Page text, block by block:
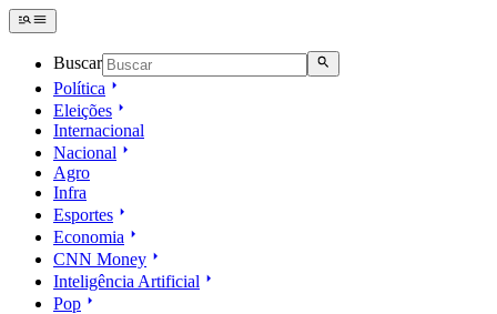
Buscar
Política
Eleições
Internacional
Nacional
Agro
Infra
Esportes
Economia
CNN Money
Inteligência Artificial
Pop